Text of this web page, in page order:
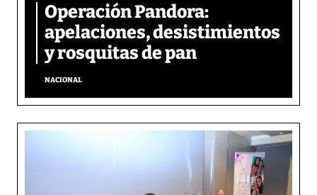
Operación Pandora:
apelaciones, desistimientos
y rosquitas de pan
NACIONAL